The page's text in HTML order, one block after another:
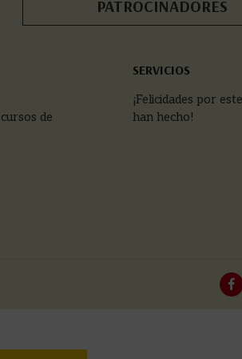
PATROCINADORES
de
SERVICIOS
¡Felicidades por
han hecho!